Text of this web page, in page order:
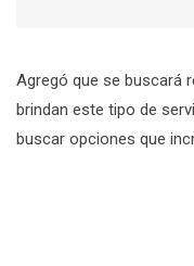
Agregó que se buscará
brindan este tipo de
buscar opciones que